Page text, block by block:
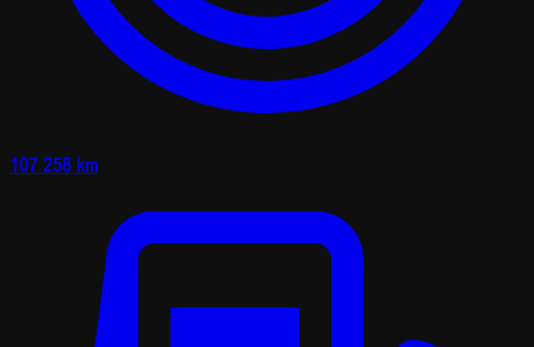
107 258 km